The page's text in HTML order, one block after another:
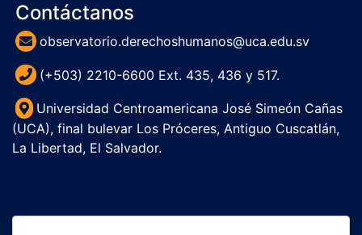
Contáctanos
observatorio.derechoshumanos@uca.edu.sv
(+503) 2210-6600 Ext. 435, 436 y 517.
Universidad Centroamericana José Simeón Cañas
(UCA), final bulevar Los Próceres, Antiguo Cuscatlán,
La Libertad, El Salvador.